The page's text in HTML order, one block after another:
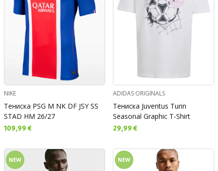
NIKE
Тениска PSG M NK DF JSY SS
STAD HM 26/27
Текуща цена:
109,99 €
ADIDAS ORIGINALS
Тениска Juventus Turin
Seasonal Graphic T-Shirt
Текуща цена:
29,99 €
NEW NEW